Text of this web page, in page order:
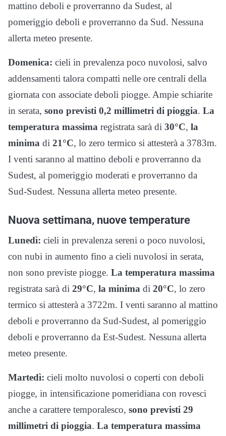
mattino deboli e proverranno da Sudest, al
pomeriggio deboli e proverranno da Sud. Nessuna
allerta meteo presente.
Domenica: cieli in prevalenza poco nuvolosi, salvo
addensamenti talora compatti nelle ore centrali della
giornata con associate deboli piogge. Ampie schiarite
in serata, sono previsti 0,2 millimetri di pioggia. La
temperatura massima registrata sarà di 30°C, la
minima di 21°C, lo zero termico si attesterà a 3783m.
I venti saranno al mattino deboli e proverranno da
Sudest, al pomeriggio moderati e proverranno da
Sud-Sudest. Nessuna allerta meteo presente.
Nuova settimana, nuove temperature
Lunedì: cieli in prevalenza sereni o poco nuvolosi,
con nubi in aumento fino a cieli nuvolosi in serata,
non sono previste piogge. La temperatura massima
registrata sarà di 29°C, la minima di 20°C, lo zero
termico si attesterà a 3722m. I venti saranno al mattino
deboli e proverranno da Sud-Sudest, al pomeriggio
deboli e proverranno da Est-Sudest. Nessuna allerta
meteo presente.
Martedì: cieli molto nuvolosi o coperti con deboli
piogge, in intensificazione pomeridiana con rovesci
anche a carattere temporalesco, sono previsti 29
millimetri di pioggia. La temperatura massima